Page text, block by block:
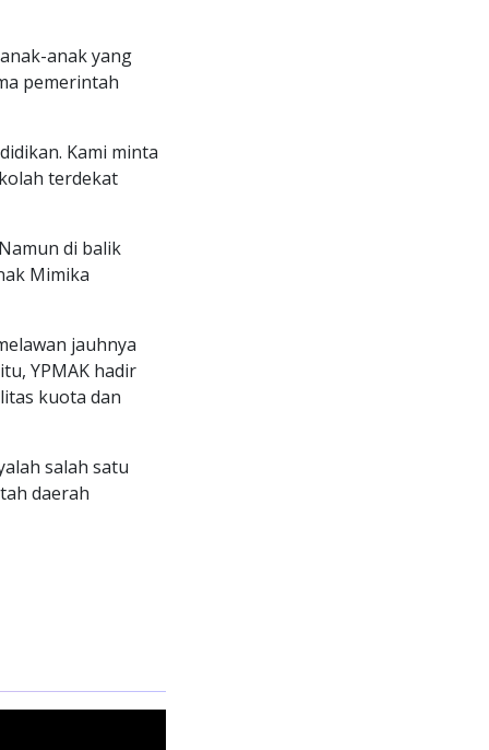
anak yang
pemerintah
Kami minta
terdekat
di balik
Mimika
jauhnya
YPMAK hadir
kuota dan
salah satu
daerah